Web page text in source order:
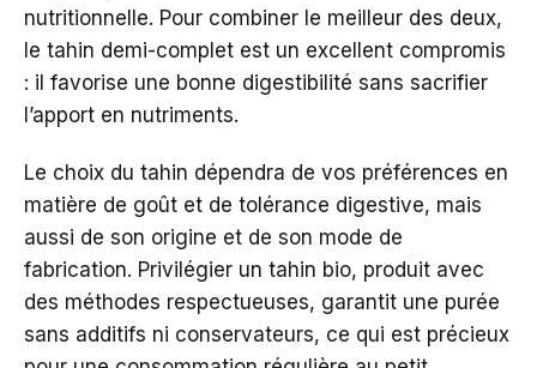
nutritionnelle. Pour combiner le meilleur des deux,
le tahin demi-complet est un excellent compromis
: il favorise une bonne digestibilité sans sacrifier
l’apport en nutriments.
Le choix du tahin dépendra de vos préférences en
matière de goût et de tolérance digestive, mais
aussi de son origine et de son mode de
fabrication. Privilégier un tahin bio, produit avec
des méthodes respectueuses, garantit une purée
sans additifs ni conservateurs, ce qui est précieux